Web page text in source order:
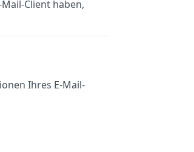
Client haben,
Ihres E-Mail-